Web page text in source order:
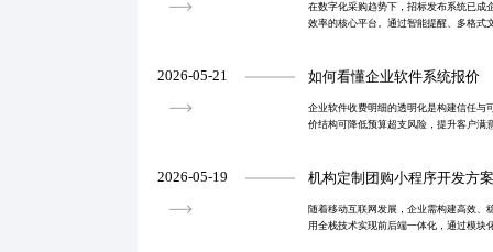
在数字化采购趋势下，招标发布系统已成
效率的核心平台。通过智能提醒、多格式
2026-05-21 如何看懂企业软件系统报价
企业软件收费明细的透明化是构建信任与
价结构可降低预算超支风险，提升客户满
2026-05-19 机构定制团购小程序开发方案
随着移动互联网发展，企业需构建高效、
用全栈技术实现前后端一体化，通过模块